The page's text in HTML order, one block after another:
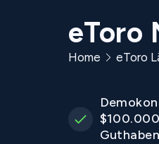
eToro
Home eToro
Guthaben